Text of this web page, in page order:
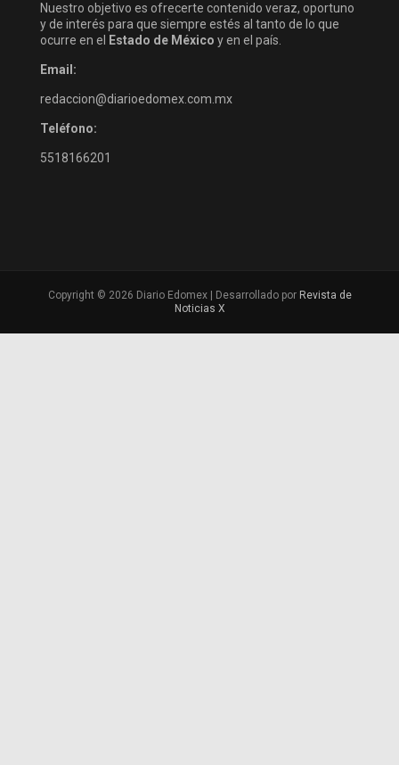
Nuestro objetivo es ofrecerte contenido veraz, oportuno
y de interés para que siempre estés al tanto de lo que
ocurre en el
Estado de México y en el país.
Email:
redaccion@diarioedomex.com.mx
Teléfono:
5518166201
Copyright © 2026 Diario Edomex | Desarrollado por Revista de
Noticias X